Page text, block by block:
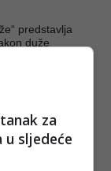
predstavlja
duže
spoj
između
bendova
bend je
za
sljedeće